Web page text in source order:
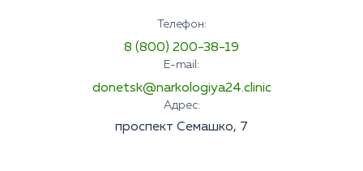
Телефон:
8 (800) 200-38-19
E-mail:
donetsk@narkologiya24.clinic
Адрес:
проспект Семашко, 7